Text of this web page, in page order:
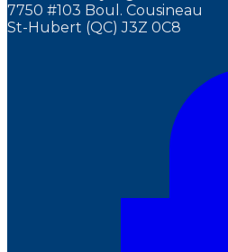
7750 #103 Boul. Cousineau
St-Hubert (QC) J3Z 0C8